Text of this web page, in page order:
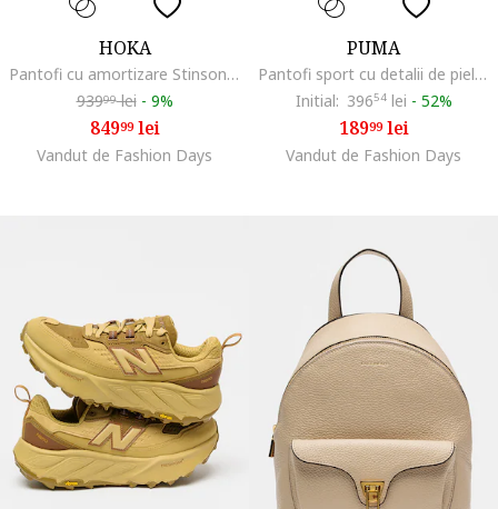
HOKA
Pantofi cu amortizare Stinson 8 pentru alergare pe teren accidentat, Roz prafuit
93999lei - 9%
84999lei
Vandut de Fashion Days
PUMA
Pantofi sport cu detalii de piele intoarsa Palermo Moda, Rosu deschis/Albastru
Initial: 39654lei - 52%
18999lei
Vandut de Fashion Days